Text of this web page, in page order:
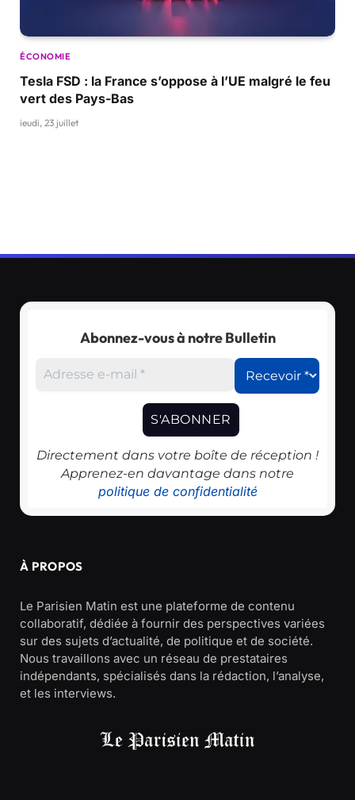
ÉCONOMIE
Tesla FSD : la France s’oppose à l’UE malgré le feu
vert des Pays-Bas
jeudi, 23 juillet
Abonnez-vous à notre Bulletin
Directement dans votre boîte de réception !
Apprenez-en davantage dans notre
politique de confidentialité
À PROPOS
Le Parisien Matin est une plateforme de contenu
collaboratif, dédiée à fournir des perspectives variées
sur des sujets d’actualité, de politique et de société.
Nous travaillons avec un réseau de prestataires
indépendants, spécialisés dans la rédaction, l’analyse,
et les interviews.